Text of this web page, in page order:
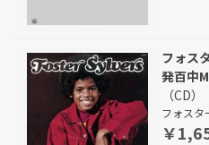
フォス
発百中
（CD）
フォスタ
￥